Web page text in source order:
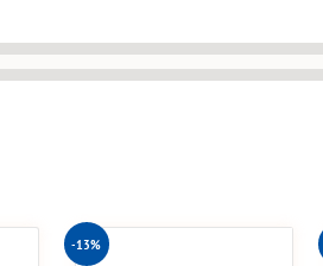
-13%